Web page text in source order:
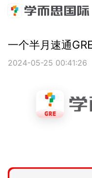
一个半月速通
2024-05-25 00:41:26